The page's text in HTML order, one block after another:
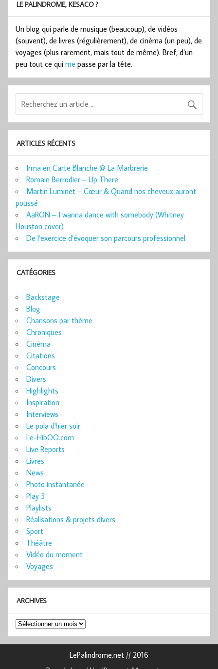
LE PALINDROME, KESACO ?
Un blog qui parle de musique (beaucoup), de vidéos
(souvent), de livres (régulièrement), de cinéma (un peu), de
voyages (plus rarement, mais tout de même). Bref, d’un
peu tout ce qui me passe par la tête.
ARTICLES RÉCENTS
Irma en Carte Blanche @ La Marbrerie
Romain Berrodier – Up There
Martin Luminet – Cœur & Quand nos cheveux auront
poussé
AaRON – I wanna dance with somebody (Whitney
Houston cover)
De l’exercice d’évoquer son parcours professionnel
CATÉGORIES
Backstage
Blog
Chansons par thème
Chroniques
Cinéma
Citations
Concours
Divers
Highlights
Inspiration
Interviews
Le pola d'hier soir
Le-HibOO.com
Live Reports
Livres
News
Photo instantanée
Play 3
Playlists
Réalisations & projets divers
Sport
Théâtre
Vidéo du moment
Voyages
ARCHIVES
Archives
LePalindrome.net // 2016